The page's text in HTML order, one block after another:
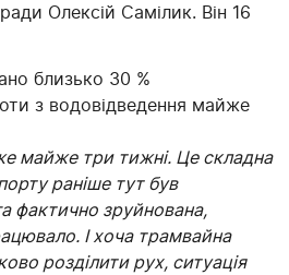
Олексій Самілик. Він 16
близько 30 %
з водовідведення майже
майже три тижні. Це складна
раніше тут був
фактично зруйнована,
І хоча трамвайна
розділити рух, ситуація